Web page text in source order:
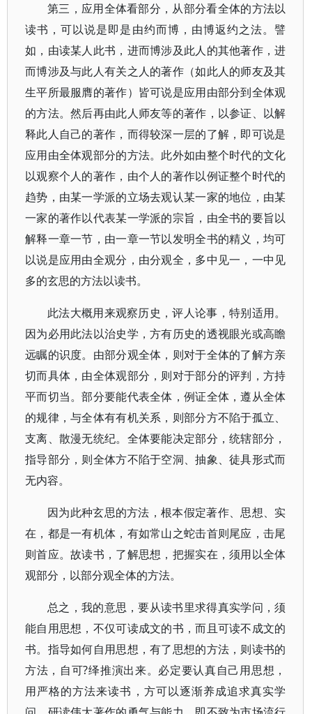
第三，应用全体看部分，从部分看全体的方法以
读书，可以说是即是由约而博，由博返约之法。譬
如，由读某人此书，进而博涉及此人的其他著作，进
而博涉及与此人有关之人的著作（如此人的师友及其
生平所最服膺的著作）皆可说是应用由部分到全体观
的方法。然后再由此人师友等的著作，以参证、以解
释此人自己的著作，而得较深一层的了解，即可说是
应用由全体观部分的方法。此外如由整个时代的文化
以观察个人的著作，由个人的著作以例证整个时代的
趋势，由某一学派的立场去观认某一家的地位，由某
一家的著作以代表某一学派的宗旨，由全书的要旨以
解释一章一节，由一章一节以发明全书的精义，均可
以说是应用由全观分，由分观全，多中见一，一中见
多的玄思的方法以读书。
此法大概用来观察历史，评人论事，特别适用。
因为必用此法以治史学，方有历史的透视眼光或高瞻
远瞩的识度。由部分观全体，则对于全体的了解方亲
切而具体，由全体观部分，则对于部分的评判，方持
平而切当。部分要能代表全体，例证全体，遵从全体
的规律，与全体有有机关系，则部分方不陷于孤立、
支离、散漫无统纪。全体要能决定部分，统辖部分，
指导部分，则全体方不陷于空洞、抽象、徒具形式而
无内容。
因为此种玄思的方法，根本假定著作、思想、实
在，都是一有机体，有如常山之蛇击首则尾应，击尾
则首应。故读书，了解思想，把握实在，须用以全体
观部分，以部分观全体的方法。
总之，我的意思，要从读书里求得真实学问，须
能自用思想，不仅可读成文的书，而且可读不成文的
书。指导如何自用思想，有了思想的方法，则读书的
方法，自可?绎推演出来。必定要认真自己用思想，
用严格的方法来读书，方可以逐渐养成追求真实学